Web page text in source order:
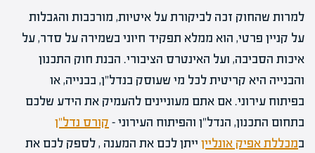
למרות שהחוק זכה לביקורת על איטיות, מורכבות והגבלות
על קניין פרטי, הוא ממלא תפקיד חיוני בשמירה על סדר, על
איכות הסביבה, ועל האינטרס הציבורי. הבנת חוק התכנון
והבנייה היא קריטית לכל מי שעוסק בנדל"ן, בבנייה, או
בפיתוח עירוני. אם אתם מעוניינים להעמיק את הידע שלכם
בתחום התכנון, הנדל"ן והפיתוח העירוני – קורס נדל"ן
במכללת אפיק אונליין ייתן לכם את המענה , לספק לכם את